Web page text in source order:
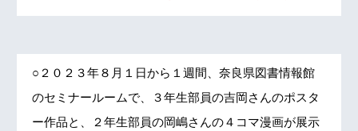
○２０２３年８月１日から１週間、奈良県図書情報館
のセミナールームで、３年生部員の吉岡さんのポスタ
ー作品と、２年生部員の岡嶋さんの４コマ漫画が展示